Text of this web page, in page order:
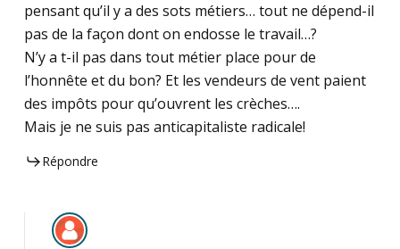
pensant qu’il y a des sots métiers… tout ne dépend-il
pas de la façon dont on endosse le travail…?
N’y a t-il pas dans tout métier place pour de
l’honnête et du bon? Et les vendeurs de vent paient
des impôts pour qu’ouvrent les crèches….
Mais je ne suis pas anticapitaliste radicale!
Répondre